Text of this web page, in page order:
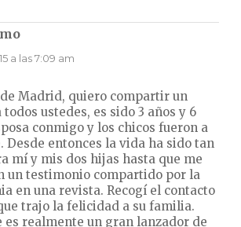
dice:
a las 7:09 am
Madrid, quiero compartir un
ustedes, es sido 3 años y 6
conmigo y los chicos fueron a
Desde entonces la vida ha sido tan
mí y mis dos hijas hasta que me
un testimonio compartido por la
en una revista. Recogí el contacto
trajo la felicidad a su familia.
es realmente un gran lanzador de